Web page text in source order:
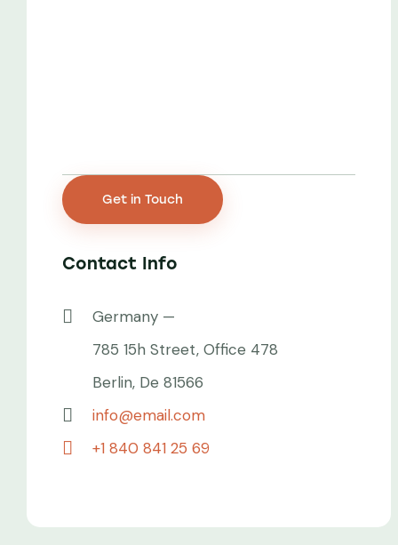
Contact Info
Germany —
785 15h Street, Office 478
Berlin, De 81566
info@email.com
+1 840 841 25 69